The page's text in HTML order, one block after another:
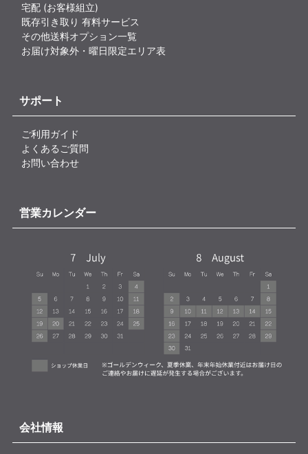
宅配 (お客様組立)
既存引き取り 有料サービス
その他送料オプション一覧
お届け対象外・曜日限定エリア表
サポート
ご利用ガイド
よくあるご質問
お問い合わせ
営業カレンダー
会社情報